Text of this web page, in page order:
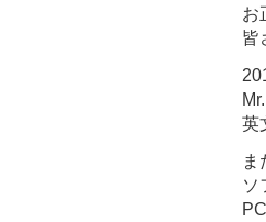
お
皆
英
ま
ソ